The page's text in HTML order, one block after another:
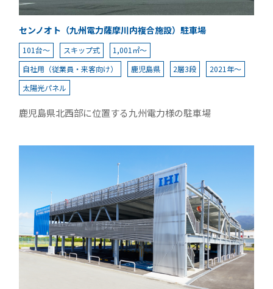
センノオト（九州電力薩摩川内複合施設）駐車場
101台～ スキップ式
1,001㎡～
自社用（従業員・来客向け）
鹿児島県 2層3段
2021年～
太陽光パネル
鹿児島県北西部に位置する九州電力様の駐車場